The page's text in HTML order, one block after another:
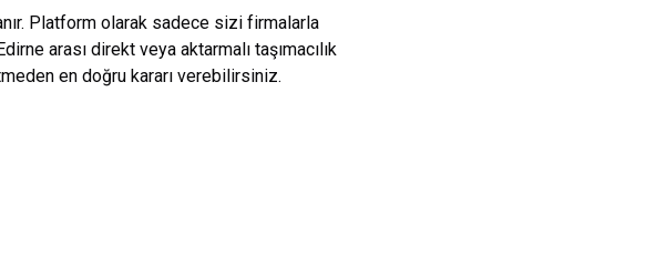
Platform olarak sadece sizi firmalarla
arası direkt veya aktarmalı taşımacılık
en doğru kararı verebilirsiniz.